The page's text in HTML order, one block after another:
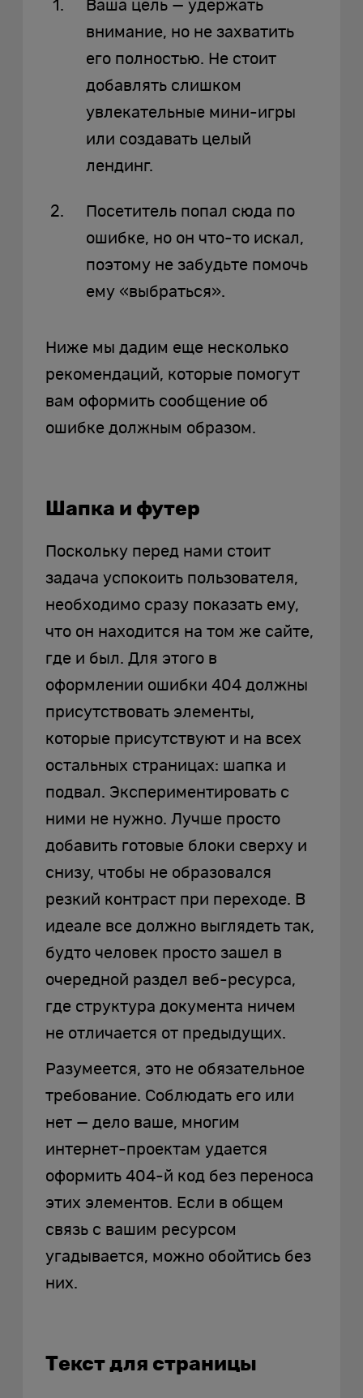
Ваша цель — удержать
внимание, но не захватить
его полностью. Не стоит
добавлять слишком
увлекательные мини-игры
или создавать целый
лендинг.
Посетитель попал сюда по
ошибке, но он что-то искал,
поэтому не забудьте помочь
ему «выбраться».
Ниже мы дадим еще несколько
рекомендаций, которые помогут
вам оформить сообщение об
ошибке должным образом.
Шапка и футер
Поскольку перед нами стоит
задача успокоить пользователя,
необходимо сразу показать ему,
что он находится на том же сайте,
где и был. Для этого в
оформлении ошибки 404 должны
присутствовать элементы,
которые присутствуют и на всех
остальных страницах: шапка и
подвал. Экспериментировать с
ними не нужно. Лучше просто
добавить готовые блоки сверху и
снизу, чтобы не образовался
резкий контраст при переходе. В
идеале все должно выглядеть так,
будто человек просто зашел в
очередной раздел веб-ресурса,
где структура документа ничем
не отличается от предыдущих.
Разумеется, это не обязательное
требование. Соблюдать его или
нет — дело ваше, многим
интернет-проектам удается
оформить 404-й код без переноса
этих элементов. Если в общем
связь с вашим ресурсом
угадывается, можно обойтись без
них.
Текст для страницы